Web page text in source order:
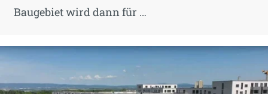
Baugebiet wird dann für …